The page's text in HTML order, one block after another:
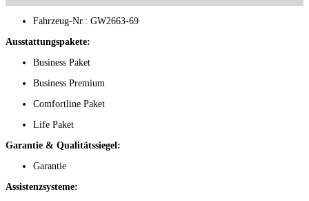
Fahrzeug-Nr.: GW2663-69
Ausstattungspakete:
Business Paket
Business Premium
Comfortline Paket
Life Paket
Garantie & Qualitätssiegel:
Garantie
Assistenzsysteme: